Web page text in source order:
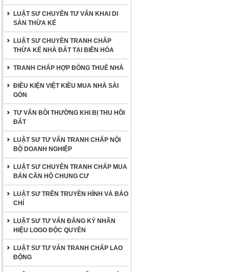
LUẬT SƯ CHUYÊN TƯ VẤN KHAI DI
SẢN THỪA KẾ
LUẬT SƯ CHUYÊN TRANH CHẤP
THỪA KẾ NHÀ ĐẤT TẠI BIÊN HÒA
TRANH CHẤP HỢP ĐỒNG THUÊ NHÀ
ĐIỀU KIỆN VIỆT KIỀU MUA NHÀ SÀI
GÒN
TƯ VẤN BỒI THƯỜNG KHI BỊ THU HỒI
ĐẤT
LUẬT SƯ TƯ VẤN TRANH CHẤP NỘI
BỘ DOANH NGHIỆP
LUẬT SƯ CHUYÊN TRANH CHẤP MUA
BÁN CĂN HỘ CHUNG CƯ
LUẬT SƯ TRÊN TRUYỀN HÌNH VÀ BÁO
CHÍ
LUẬT SƯ TƯ VẤN ĐĂNG KÝ NHÃN
HIỆU LOGO ĐỘC QUYỀN
LUẬT SƯ TƯ VẤN TRANH CHẤP LAO
ĐỘNG